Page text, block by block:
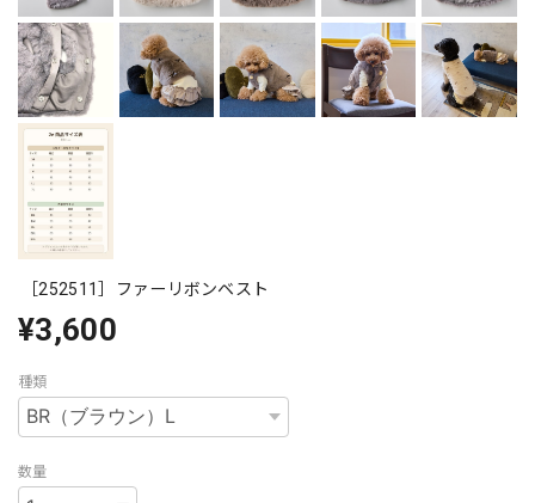
［252511］ファーリボンベスト
¥3,600
種類
数量